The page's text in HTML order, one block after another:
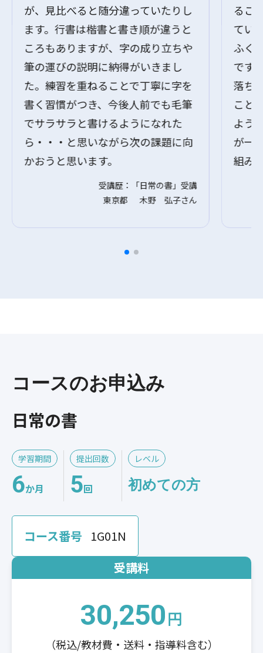
が、見比べると随分違っていたりし
ます。行書は楷書と書き順が違うと
ころもありますが、字の成り立ちや
筆の運びの説明に納得がいきまし
た。練習を重ねることで丁寧に字を
書く習慣がつき、今後人前でも毛筆
でサラサラと書けるようになれた
ら・・・と思いながら次の課題に向
かおうと思います。
受講歴：「日常の書」受講
東京都 木野 弘子さん
るこ
てい
ふく
です
落ち
こと
よう
が一
組み
コースのお申込み
日常の書
学習期間
6か月
提出回数
5回
レベル
初めての方
コース番号 1G01N
受講料
30,250円
（税込/教材費・送料・指導料含む）